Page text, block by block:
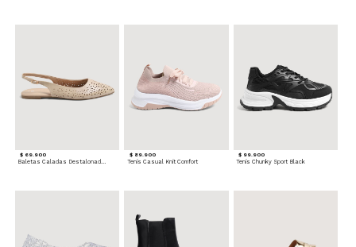
$ 69.900
Baletas Caladas Destalonadas
$ 89.900
Tenis Casual Knit Comfort
$ 99.900
Tenis Chunky Sport Black